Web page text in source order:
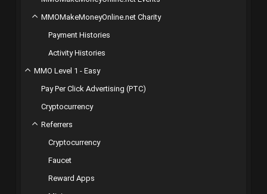
MMOMakeMoneyOnline.net Charity
Payment Histories
Activity Histories
MMO Level 1 - Easy
Pay Per Click Advertising (PTC)
Cryptocurrency
Referrers
Cryptocurrency
Faucet
Reward Apps